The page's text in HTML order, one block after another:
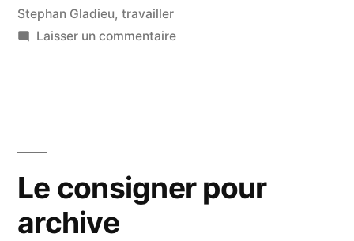
Stephan Gladieu, travailler
Laisser un commentairesur
Le consigner pour
archive